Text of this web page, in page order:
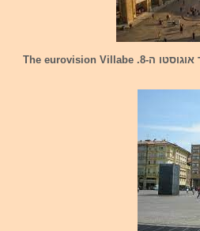
כפר האירווזיון יהיה בככר המלך אוגוסטו ה-8. The eurovision Villabe